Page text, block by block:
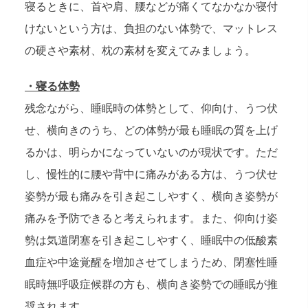
寝るときに、首や肩、腰などが痛くてなかなか寝付
けないという方は、負担のない体勢で、マットレス
の硬さや素材、枕の素材を変えてみましょう。
・寝る体勢
残念ながら、睡眠時の体勢として、仰向け、うつ伏
せ、横向きのうち、どの体勢が最も睡眠の質を上げ
るかは、明らかになっていないのが現状です。ただ
し、慢性的に腰や背中に痛みがある方は、うつ伏せ
姿勢が最も痛みを引き起こしやすく、横向き姿勢が
痛みを予防できると考えられます。また、仰向け姿
勢は気道閉塞を引き起こしやすく、睡眠中の低酸素
血症や中途覚醒を増加させてしまうため、閉塞性睡
眠時無呼吸症候群の方も、横向き姿勢での睡眠が推